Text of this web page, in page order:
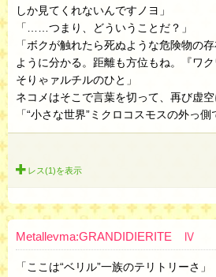
しか見てくれないんですノヨ」
「……つまり、どういうことだ？」
「ボクが触れたら死ぬような危険物の
ように分かる。距離も方位もね。『ワ
そりゃァルチルのひと」
ネコメはそこで言葉を切って、再び虚空
「“小さな世界”ミクロコスモスの外っ側
レス(1)を表示
Metallevma:GRANDIDIERITE Ⅳ
「ここは“ベリル”一族のテリトリーさ」